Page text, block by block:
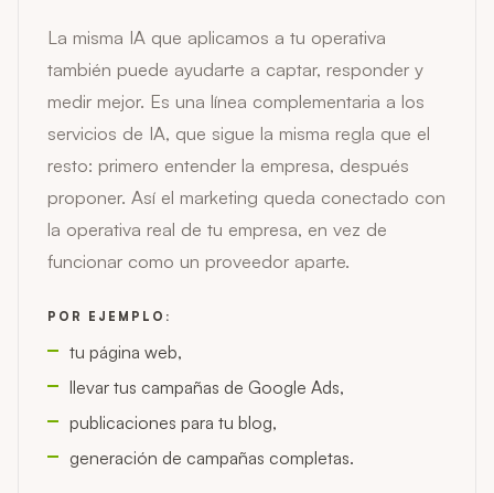
La misma IA que aplicamos a tu operativa
también puede ayudarte a captar, responder y
medir mejor. Es una línea complementaria a los
servicios de IA, que sigue la misma regla que el
resto: primero entender la empresa, después
proponer. Así el marketing queda conectado con
la operativa real de tu empresa, en vez de
funcionar como un proveedor aparte.
POR EJEMPLO:
tu página web,
llevar tus campañas de Google Ads,
publicaciones para tu blog,
generación de campañas completas.